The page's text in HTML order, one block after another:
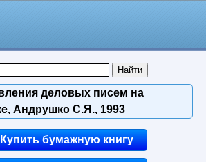
деловых писем на
Андрушко С.Я., 1993
Купить бумажную книгу